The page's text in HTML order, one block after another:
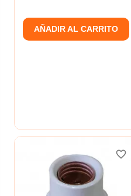
AÑADIR AL CARRITO
favorite_border
favorite_border
favorite_border